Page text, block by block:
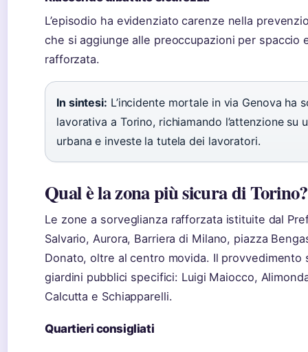
L’episodio ha evidenziato carenze nella
che si aggiunge alle preoccupazioni per spaccio
rafforzata.
In sintesi: L’incidente mortale in via Genova
lavorativa a Torino, richiamando l’attenzione
urbana e investe la tutela dei lavoratori.
Qual è la zona più sicura di Torino?
Le zone a sorveglianza rafforzata istituite dal
Salvario, Aurora, Barriera di Milano, piazza
Donato, oltre al centro movida. Il provvedimento
giardini pubblici specifici: Luigi Maiocco,
Calcutta e Schiapparelli.
Quartieri consigliati